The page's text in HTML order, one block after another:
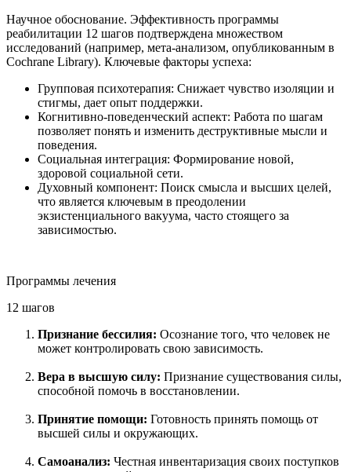
Научное обоснование. Эффективность программы
реабилитации 12 шагов подтверждена множеством
исследований (например, мета-анализом, опубликованным в
Cochrane Library). Ключевые факторы успеха:
Групповая психотерапия: Снижает чувство изоляции и
стигмы, дает опыт поддержки.
Когнитивно-поведенческий аспект: Работа по шагам
позволяет понять и изменить деструктивные мысли и
поведения.
Социальная интеграция: Формирование новой,
здоровой социальной сети.
Духовный компонент: Поиск смысла и высших целей,
что является ключевым в преодолении
экзистенциального вакуума, часто стоящего за
зависимостью.
Программы лечения
12 шагов
Признание бессилия: Осознание того, что человек не
может контролировать свою зависимость.
Вера в высшую силу: Признание существования силы,
способной помочь в восстановлении.
Принятие помощи: Готовность принять помощь от
высшей силы и окружающих.
Самоанализ: Честная инвентаризация своих поступков